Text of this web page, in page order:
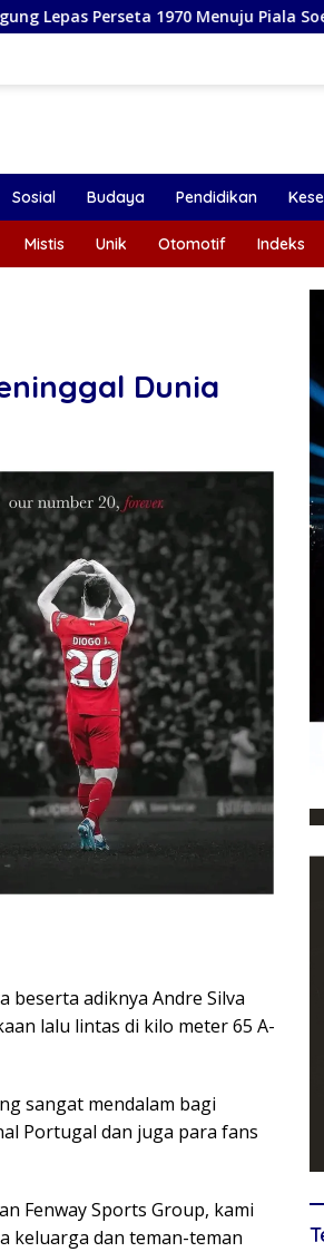
Menuju Piala Soeratin U-17 Jawa Timur
Sosial Budaya Pendidikan
Mistis Unik Otomotif Indeks
Dunia
beserta adiknya Andre Silva
lalu lintas di kilo meter 65 A-
sangat mendalam bagi
Portugal dan juga para fans
Fenway Sports Group, kami
keluarga dan teman-teman